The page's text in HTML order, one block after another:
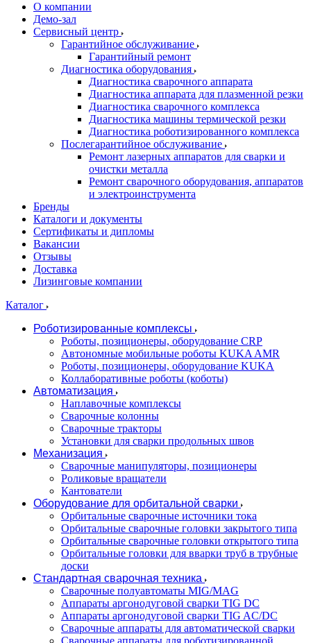
О компании
Демо-зал
Сервисный центр
Гарантийное обслуживание
Гарантийный ремонт
Диагностика оборудования
Диагностика сварочного аппарата
Диагностика аппарата для плазменной резки
Диагностика сварочного комплекса
Диагностика машины термической резки
Диагностика роботизированного комплекса
Послегарантийное обслуживание
Ремонт лазерных аппаратов для сварки и
очистки металла
Ремонт сварочного оборудования, аппаратов
и электроинструмента
Бренды
Каталоги и документы
Сертификаты и дипломы
Вакансии
Отзывы
Доставка
Лизинговые компании
Каталог
Роботизированные комплексы
Роботы, позиционеры, оборудование CRP
Автономные мобильные роботы KUKA AMR
Роботы, позиционеры, оборудование KUKA
Коллаборативные роботы (коботы)
Автоматизация
Наплавочные комплексы
Сварочные колонны
Сварочные тракторы
Установки для сварки продольных швов
Механизация
Сварочные манипуляторы, позиционеры
Роликовые вращатели
Кантователи
Оборудование для орбитальной сварки
Орбитальные сварочные источники тока
Орбитальные сварочные головки закрытого типа
Орбитальные сварочные головки открытого типа
Орбитальные головки для вварки труб в трубные
доски
Стандартная сварочная техника
Сварочные полуавтоматы MIG/MAG
Аппараты аргонодуговой сварки TIG DC
Аппараты аргонодуговой сварки TIG AC/DC
Сварочные аппараты для автоматической сварки
Сварочные аппараты для роботизированной